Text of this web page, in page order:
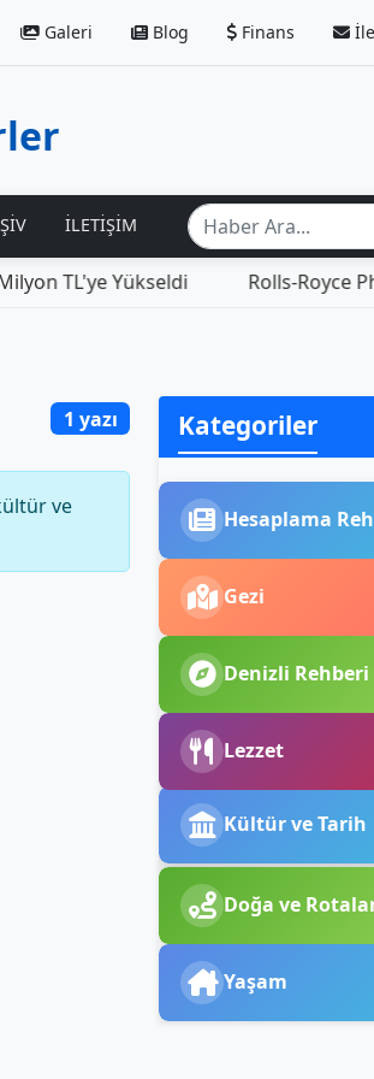
Galeri Blog Finans
İLETIŞIM
TL'ye Yükseldi Rolls-Royce
1 yazı
ve
Kategoriler
Hesaplama
Gezi
Denizli Rehberi
Lezzet
Kültür ve Tarih
Doğa ve
Yaşam